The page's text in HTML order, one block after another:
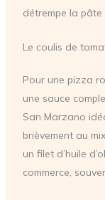
détrempe la
Le coulis de
Pour une pizza
une sauce
San Marzano
brièvement au
un filet d’huile
commerce,